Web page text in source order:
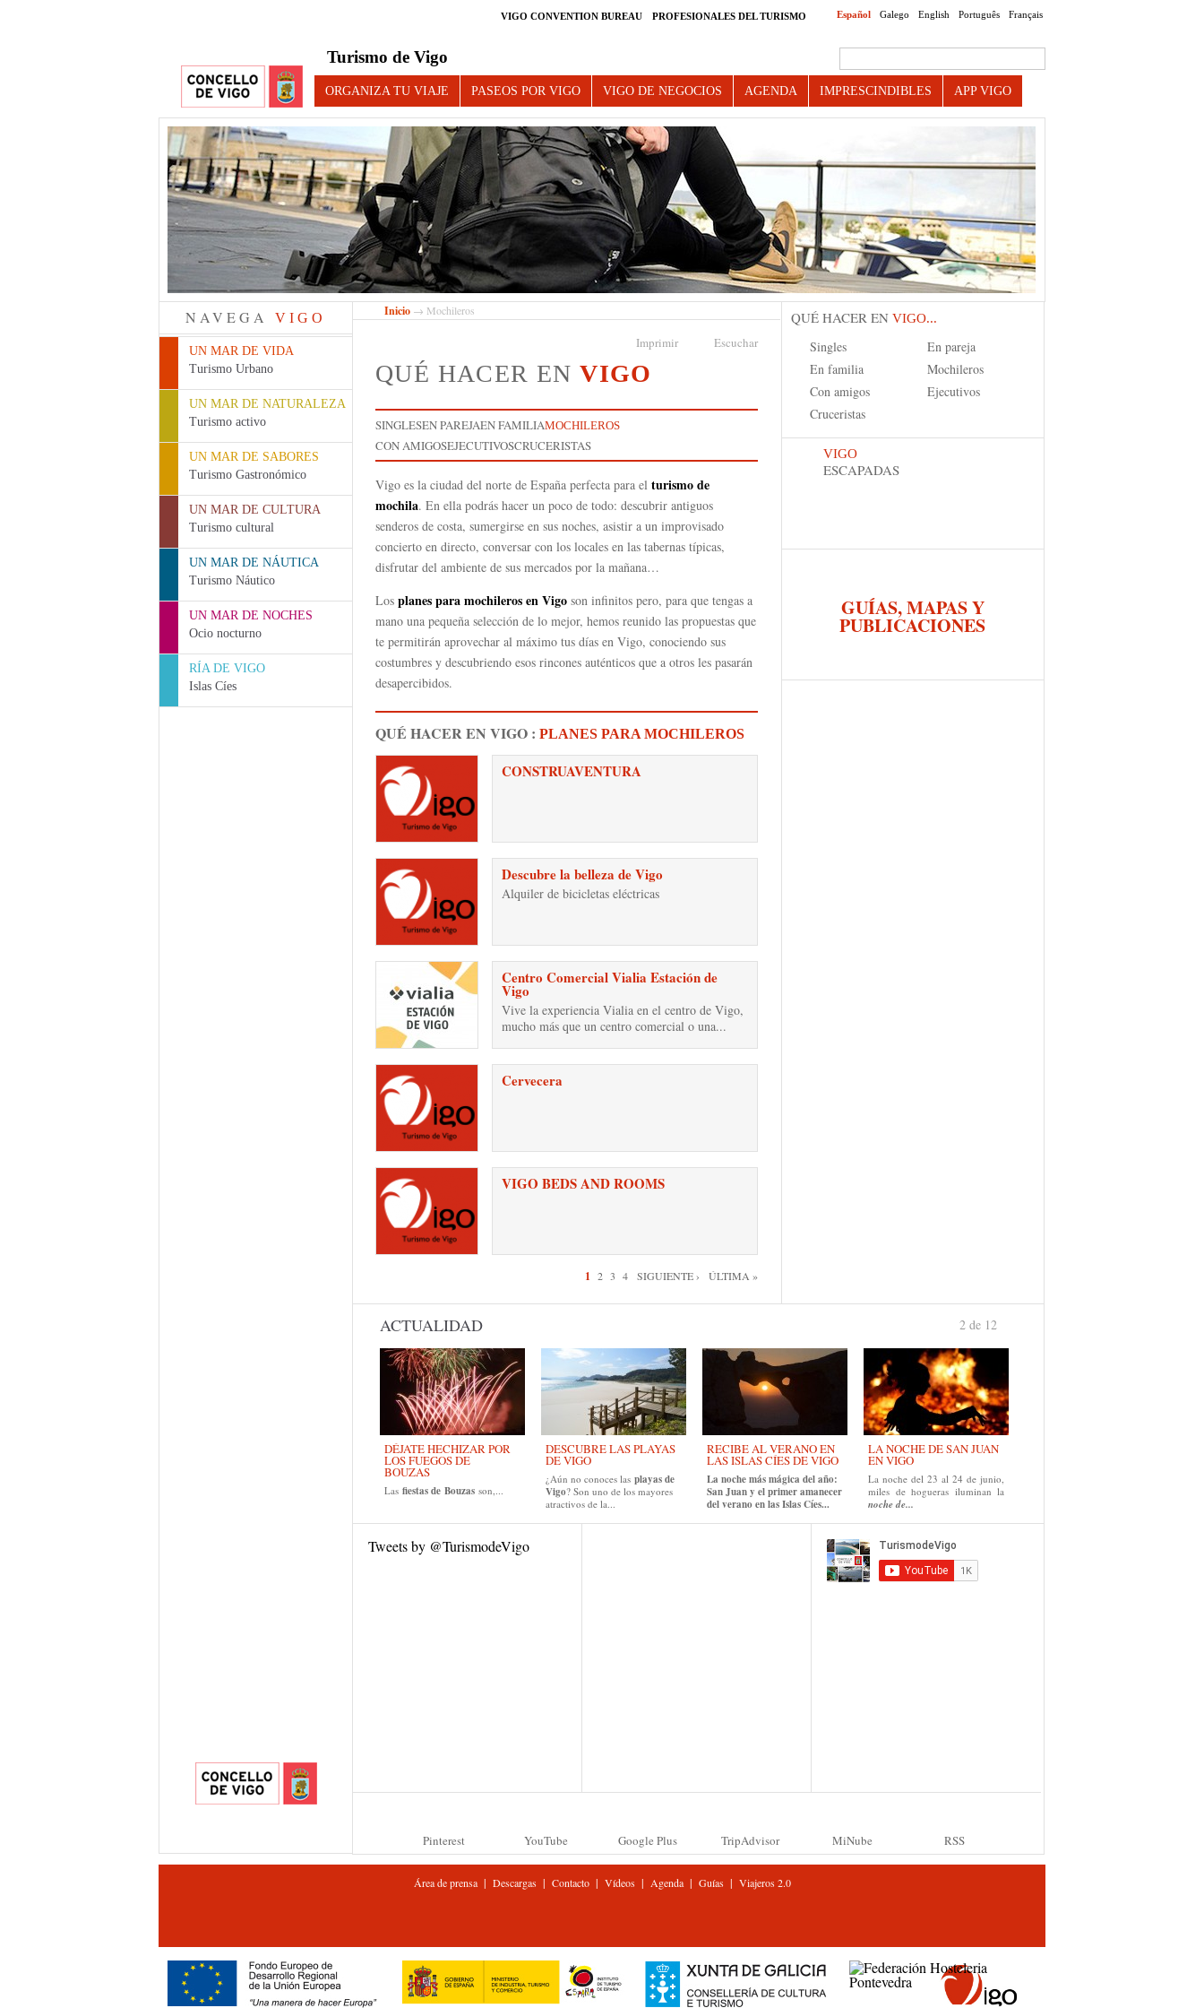
Español Galego English Português Français
VIGO CONVENTION BUREAU PROFESIONALES DEL TURISMO
Turismo de Vigo
ORGANIZA TU VIAJE PASEOS POR VIGO VIGO DE NEGOCIOS AGENDA IMPRESCINDIBLES APP VIGO
NAVEGA VIGO
UN MAR DE VIDA
Turismo Urbano
UN MAR DE NATURALEZA
Turismo activo
UN MAR DE SABORES
Turismo Gastronómico
UN MAR DE CULTURA
Turismo cultural
UN MAR DE NÁUTICA
Turismo Náutico
UN MAR DE NOCHES
Ocio nocturno
RÍA DE VIGO
Islas Cíes
Inicio → Mochileros
Imprimir Escuchar
QUÉ HACER ENVIGO
SINGLESEN PAREJAEN FAMILIAMOCHILEROS
CON AMIGOSEJECUTIVOSCRUCERISTAS
Vigo es la ciudad del norte de España perfecta para el turismo de
mochila. En ella podrás hacer un poco de todo: descubrir antiguos
senderos de costa, sumergirse en sus noches, asistir a un improvisado
concierto en directo, conversar con los locales en las tabernas típicas,
disfrutar del ambiente de sus mercados por la mañana…
Los planes para mochileros en Vigo son infinitos pero, para que tengas a
mano una pequeña selección de lo mejor, hemos reunido las propuestas que
te permitirán aprovechar al máximo tus días en Vigo, conociendo sus
costumbres y descubriendo esos rincones auténticos que a otros les pasarán
desapercibidos.
QUÉ HACER EN VIGO : PLANES PARA MOCHILEROS
CONSTRUAVENTURA
Descubre la belleza de Vigo
Alquiler de bicicletas eléctricas
Centro Comercial Vialia Estación de
Vigo
Vive la experiencia Vialia en el centro de Vigo,
mucho más que un centro comercial o una...
Cervecera
VIGO BEDS AND ROOMS
1 2 3 4 SIGUIENTE › ÚLTIMA »
QUÉ HACER EN VIGO...
Singles
En pareja
En familia
Mochileros
Con amigos
Ejecutivos
Cruceristas
VIGO
ESCAPADAS
GUÍAS, MAPAS Y
PUBLICACIONES
ACTUALIDAD
DÉJATE HECHIZAR POR
LOS FUEGOS DE
BOUZAS
Las fiestas de Bouzas son,...
DESCUBRE LAS PLAYAS
DE VIGO
¿Aún no conoces las playas de
Vigo? Son uno de los mayores
atractivos de la...
RECIBE AL VERANO EN
LAS ISLAS CÍES DE VIGO
La noche más mágica del año:
San Juan y el primer amanecer
del verano en las Islas Cíes...
LA NOCHE DE SAN JUAN
EN VIGO
La noche del 23 al 24 de junio,
miles de hogueras iluminan la
noche de...
2 de 12
Tweets by @TurismodeVigo
Pinterest YouTube Google Plus TripAdvisor MiNube RSS
Área de prensa| Descargas| Contacto| Vídeos| Agenda| Guías| Viajeros 2.0